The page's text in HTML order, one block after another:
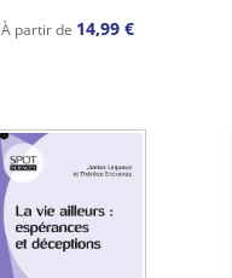
À partir de 14,99 €